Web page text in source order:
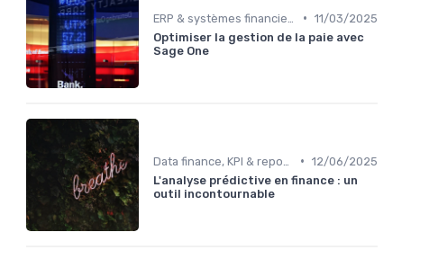
• 11/03/2025
Optimiser la gestion de la paie avec
Sage One
• 12/06/2025
L'analyse prédictive en finance : un
outil incontournable